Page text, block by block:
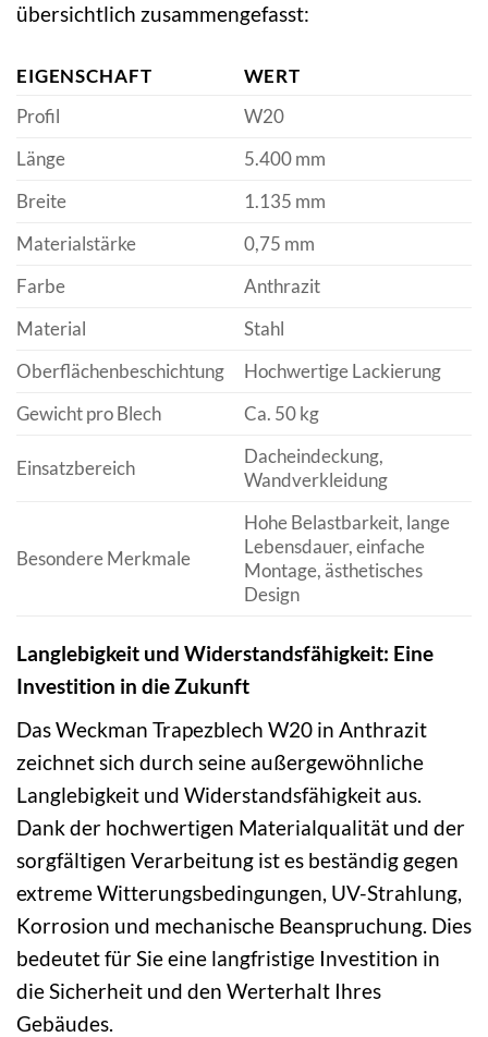
übersichtlich zusammengefasst:
EIGENSCHAFT
WERT
Profil
W20
Länge
5.400 mm
Breite
1.135 mm
Materialstärke
0,75 mm
Farbe
Anthrazit
Material
Stahl
Oberflächenbeschichtung
Hochwertige Lackierung
Gewicht pro Blech
Ca. 50 kg
Einsatzbereich
Dacheindeckung,
Wandverkleidung
Besondere Merkmale
Hohe Belastbarkeit, lange
Lebensdauer, einfache
Montage, ästhetisches
Design
Langlebigkeit und Widerstandsfähigkeit: Eine
Investition in die Zukunft
Das Weckman Trapezblech W20 in Anthrazit
zeichnet sich durch seine außergewöhnliche
Langlebigkeit und Widerstandsfähigkeit aus.
Dank der hochwertigen Materialqualität und der
sorgfältigen Verarbeitung ist es beständig gegen
extreme Witterungsbedingungen, UV-Strahlung,
Korrosion und mechanische Beanspruchung. Dies
bedeutet für Sie eine langfristige Investition in
die Sicherheit und den Werterhalt Ihres
Gebäudes.